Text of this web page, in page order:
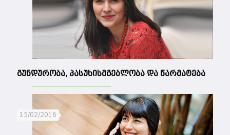
გუნდურობა, პასუხისმგებლობა და წარმატება
15/02/2016